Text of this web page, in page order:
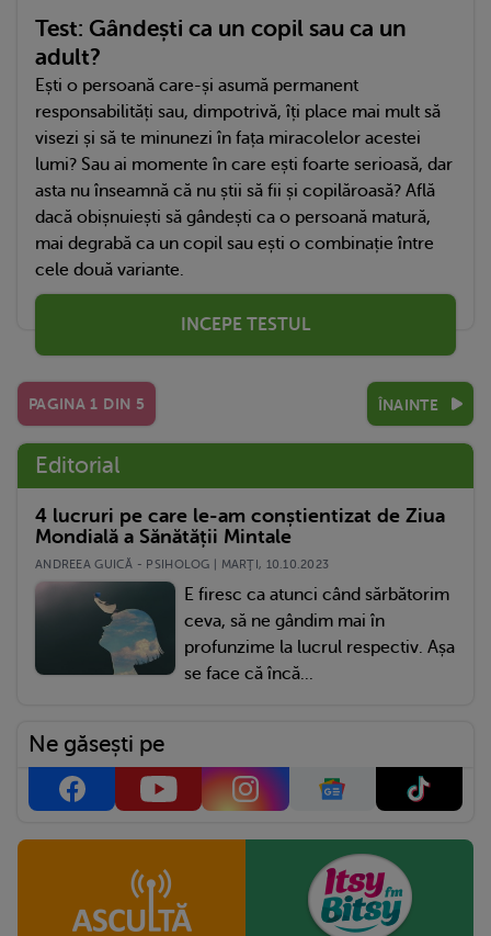
Test: Gândești ca un copil sau ca un
adult?
Ești o persoană care-și asumă permanent
responsabilități sau, dimpotrivă, îți place mai mult să
visezi și să te minunezi în fața miracolelor acestei
lumi? Sau ai momente în care ești foarte serioasă, dar
asta nu înseamnă că nu știi să fii și copilăroasă? Află
dacă obișnuiești să gândești ca o persoană matură,
mai degrabă ca un copil sau ești o combinație între
cele două variante.
INCEPE TESTUL
PAGINA 1 DIN 5 ÎNAINTE
Editorial
4 lucruri pe care le-am conștientizat de Ziua
Mondială a Sănătății Mintale
ANDREEA GUICĂ - PSIHOLOG | MARŢI, 10.10.2023
E firesc ca atunci când sărbătorim
ceva, să ne gândim mai în
profunzime la lucrul respectiv. Așa
se face că încă...
Ne găsești pe